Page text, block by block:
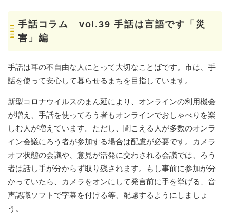
手話コラム vol.39 手話は言語です「災
害」編
手話は耳の不自由な人にとって大切なことばです。市は、手
話を使って安心して暮らせるまちを目指しています。
新型コロナウイルスのまん延により、オンラインの利用機会
が増え、手話を使ってろう者もオンラインでおしゃべりを楽
しむ人が増えています。ただし、聞こえる人が多数のオンラ
イン会議にろう者が参加する場合は配慮が必要です。カメラ
オフ状態の会議や、意見が活発に交わされる会議では、ろう
者は話し手が分からず取り残されます。もし事前に参加が分
かっていたら、カメラをオンにして発言前に手を挙げる、音
声認識ソフトで字幕を付ける等、配慮するようにしましょ
う。